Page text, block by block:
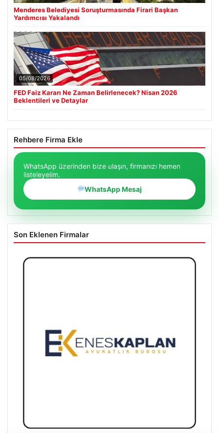
Menderes Belediyesi Soruşturmasında Firari Başkan
Yardımcısı Yakalandı
05/08/2026
FED Faiz Kararı Ne Zaman Belirlenecek? Nisan 2026
Beklentileri ve Detaylar
Rehbere Firma Ekle
WhatsApp üzerinden bize ulaşın, firmanızı hemen
listeleyelim.
WhatsApp Mesaj
Son Eklenen Firmalar